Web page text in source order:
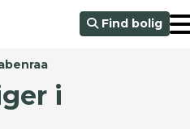
Find bolig
i